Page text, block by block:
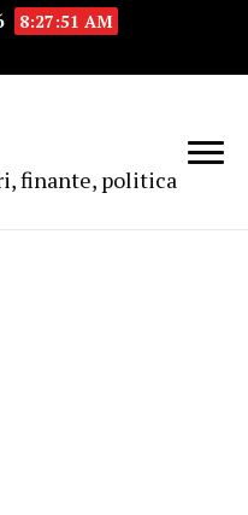
8:27:51 AM
finante, politica